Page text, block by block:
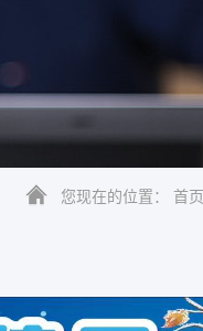
您现在的位置： 首页